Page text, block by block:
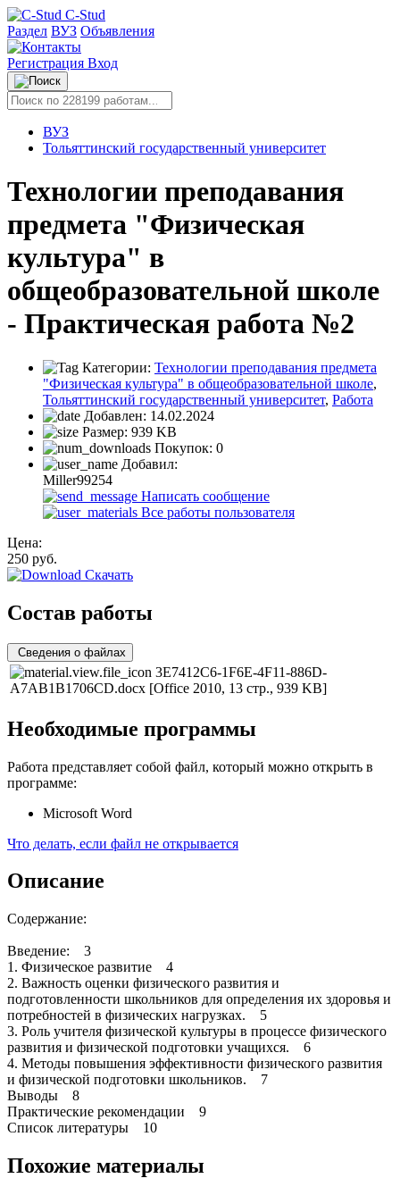
C-Stud
Раздел ВУЗ Объявления
Регистрация Вход
ВУЗ
Тольяттинский государственный университет
Технологии преподавания
предмета "Физическая
культура" в
общеобразовательной школе
- Практическая работа №2
Категории: Технологии преподавания предмета
"Физическая культура" в общеобразовательной школе,
Тольяттинский государственный университет, Работа
Добавлен: 14.02.2024
Размер: 939 KB
Покупок: 0
Добавил:
Miller99254
Написать сообщение
Все работы пользователя
Цена:
250 руб.
Скачать
Состав работы
Сведения о файлах
3E7412C6-1F6E-4F11-886D-
A7AB1B1706CD.docx [Office 2010, 13 стр., 939 KB]
Необходимые программы
Работа представляет собой файл, который можно открыть в
программе:
Microsoft Word
Что делать, если файл не открывается
Описание
Содержание:
Введение: 3
1. Физическое развитие 4
2. Важность оценки физического развития и
подготовленности школьников для определения их здоровья и
потребностей в физических нагрузках. 5
3. Роль учителя физической культуры в процессе физического
развития и физической подготовки учащихся. 6
4. Методы повышения эффективности физического развития
и физической подготовки школьников. 7
Выводы 8
Практические рекомендации 9
Список литературы 10
Похожие материалы